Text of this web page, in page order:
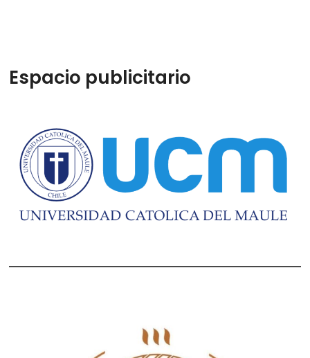
Espacio publicitario